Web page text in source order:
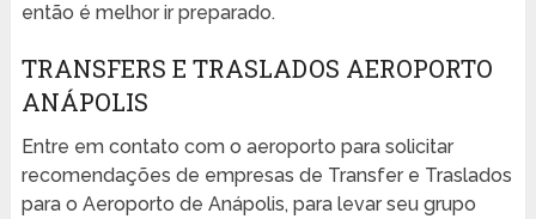
então é melhor ir preparado.
TRANSFERS E TRASLADOS AEROPORTO
ANÁPOLIS
Entre em contato com o aeroporto para solicitar
recomendações de empresas de Transfer e Traslados
para o Aeroporto de Anápolis, para levar seu grupo